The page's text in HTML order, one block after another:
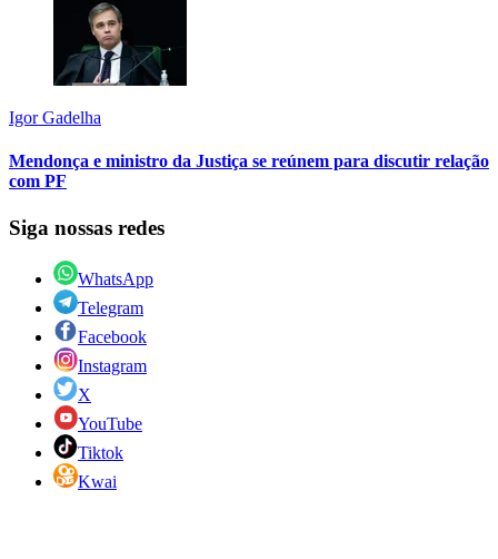
Igor Gadelha
Mendonça e ministro da Justiça se reúnem para discutir relação
com PF
Siga nossas redes
WhatsApp
Telegram
Facebook
Instagram
X
YouTube
Tiktok
Kwai